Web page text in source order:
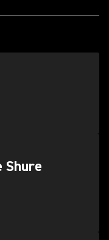
Shure